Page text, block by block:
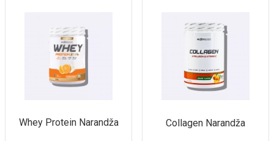
Whey Protein Narandža Collagen Narandža